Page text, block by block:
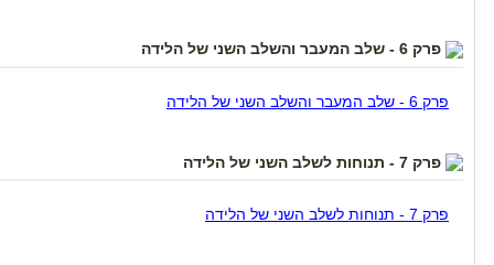
פרק 6 - שלב המעבר והשלב השני של הלידה
פרק 6 - שלב המעבר והשלב השני של הלידה
פרק 7 - תנוחות לשלב השני של הלידה
פרק 7 - תנוחות לשלב השני של הלידה